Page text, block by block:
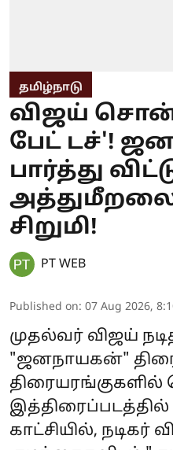
தமிழ்நாடு
விஜய்
பேட் டச்'!
பார்த்து
அத்துமீறலை
சிறுமி!
PT WEB
Published on: 07 Aug 2026,
முதல்வர் விஜய்
"ஜனநாயகன்"
திரையரங்குகளில்
இத்திரைப்படத்தில்
காட்சியில், நடிகர்